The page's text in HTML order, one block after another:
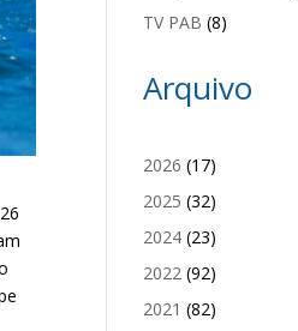
TV PAB (8)
Arquivo
2026 (17)
2025 (32)
2024 (23)
2022 (92)
2021 (82)